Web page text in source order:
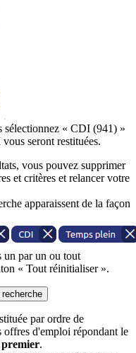
sélectionnez « CDI (941) »
seront restituées.
vous pouvez supprimer
et critères et relancer votre
apparaissent de la façon
un par un ou tout
« Tout réinitialiser ».
par ordre de
offres d'emploi répondant le
premier.